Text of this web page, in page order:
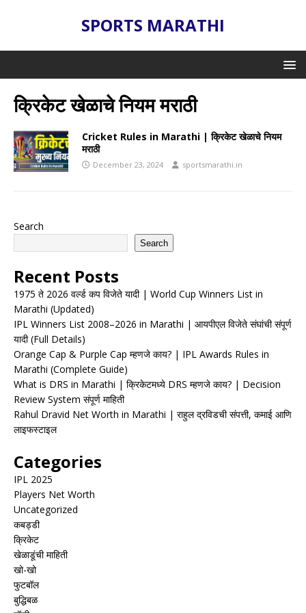
SPORTS MARATHI
क्रिकेट खेळाचे नियम मराठी
Cricket Rules in Marathi | क्रिकेट खेळाचे नियम
मराठी
December 23, 2024 sportsmarathi.in
Search
Search
Recent Posts
1975 ते 2026 वर्ल्ड कप विजेते यादी | World Cup Winners List in
Marathi (Updated)
IPL Winners List 2008–2026 in Marathi | आयपीएल विजेते संघांची संपूर्ण
यादी (Full Details)
Orange Cap & Purple Cap म्हणजे काय? | IPL Awards Rules in
Marathi (Complete Guide)
What is DRS in Marathi | क्रिकेटमध्ये DRS म्हणजे काय? | Decision
Review System संपूर्ण माहिती
Rahul Dravid Net Worth in Marathi | राहुल द्रविडची संपत्ती, कमाई आणि
लाइफस्टाइल
Categories
IPL 2025
Players Net Worth
Uncategorized
कबड्डी
क्रिकेट
खेळाडूंची माहिती
खो-खो
फुटबॉल
बुद्धिबळ